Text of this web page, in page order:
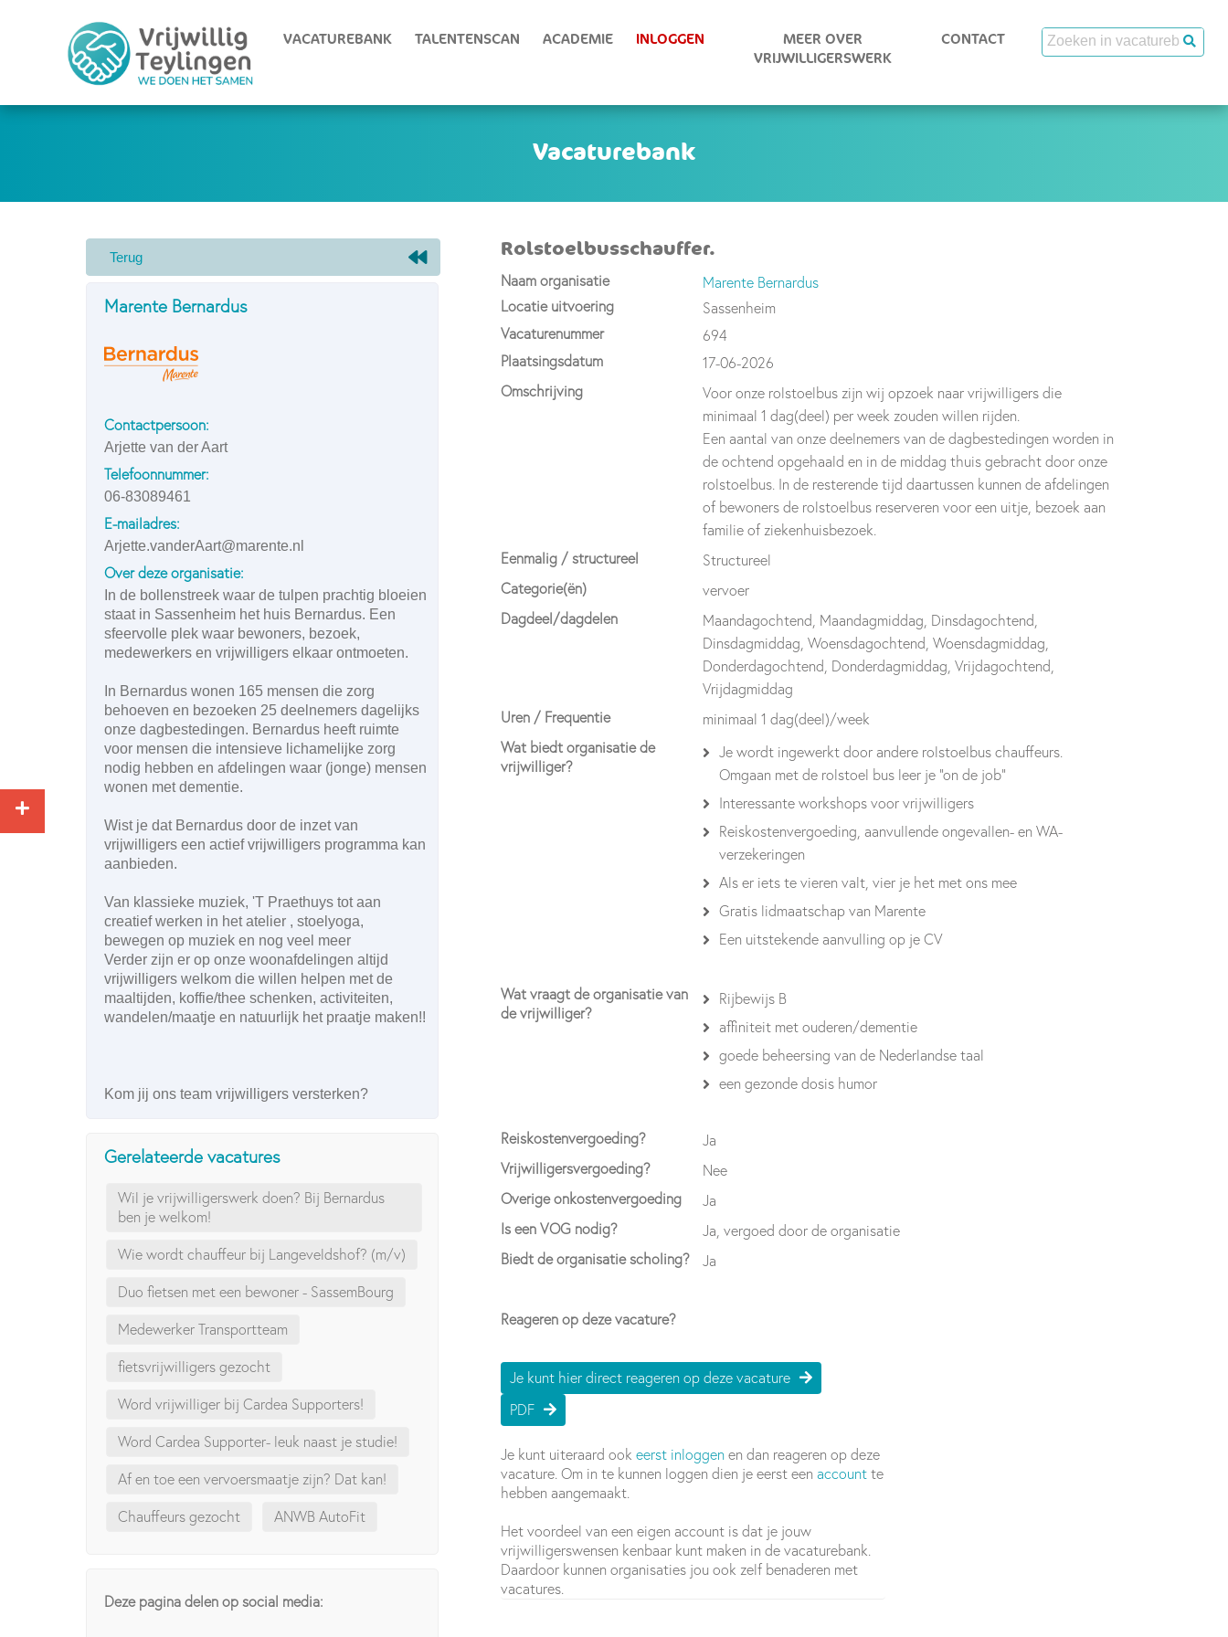
VACATUREBANK TALENTENSCAN ACADEMIE INLOGGEN
MEER OVER
VRIJWILLIGERSWERK
CONTACT
Marente Bernardus
Contactpersoon:
Arjette van der Aart
Telefoonnummer:
06-83089461
E-mailadres:
Arjette.vanderAart@marente.nl
Over deze organisatie:
In de bollenstreek waar de tulpen prachtig bloeien
staat in Sassenheim het huis Bernardus. Een
sfeervolle plek waar bewoners, bezoek,
medewerkers en vrijwilligers elkaar ontmoeten.
In Bernardus wonen 165 mensen die zorg
behoeven en bezoeken 25 deelnemers dagelijks
onze dagbestedingen. Bernardus heeft ruimte
voor mensen die intensieve lichamelijke zorg
nodig hebben en afdelingen waar (jonge) mensen
wonen met dementie.
Wist je dat Bernardus door de inzet van
vrijwilligers een actief vrijwilligers programma kan
aanbieden.
Van klassieke muziek, 'T Praethuys tot aan
creatief werken in het atelier , stoelyoga,
bewegen op muziek en nog veel meer
Verder zijn er op onze woonafdelingen altijd
vrijwilligers welkom die willen helpen met de
maaltijden, koffie/thee schenken, activiteiten,
wandelen/maatje en natuurlijk het praatje maken!!
Kom jij ons team vrijwilligers versterken?
Gerelateerde vacatures
Wil je vrijwilligerswerk doen? Bij Bernardus
ben je welkom!
Wie wordt chauffeur bij Langeveldshof? (m/v)
Duo fietsen met een bewoner - SassemBourg
Medewerker Transportteam
fietsvrijwilligers gezocht
Word vrijwilliger bij Cardea Supporters!
Word Cardea Supporter- leuk naast je studie!
Af en toe een vervoersmaatje zijn? Dat kan!
Chauffeurs gezocht ANWB AutoFit
Deze pagina delen op social media:
Rolstoelbusschauffer.
Naam organisatie
Marente Bernardus
Locatie uitvoering
Sassenheim
Vacaturenummer
694
Plaatsingsdatum
17-06-2026
Omschrijving
Voor onze rolstoelbus zijn wij opzoek naar vrijwilligers die
minimaal 1 dag(deel) per week zouden willen rijden.
Een aantal van onze deelnemers van de dagbestedingen worden in
de ochtend opgehaald en in de middag thuis gebracht door onze
rolstoelbus. In de resterende tijd daartussen kunnen de afdelingen
of bewoners de rolstoelbus reserveren voor een uitje, bezoek aan
familie of ziekenhuisbezoek.
Eenmalig / structureel
Structureel
Categorie(ën)
vervoer
Dagdeel/dagdelen
Maandagochtend, Maandagmiddag, Dinsdagochtend,
Dinsdagmiddag, Woensdagochtend, Woensdagmiddag,
Donderdagochtend, Donderdagmiddag, Vrijdagochtend,
Vrijdagmiddag
Uren / Frequentie
minimaal 1 dag(deel)/week
Wat biedt organisatie de
vrijwilliger?
Je wordt ingewerkt door andere rolstoelbus chauffeurs.
Omgaan met de rolstoel bus leer je "on de job"
Interessante workshops voor vrijwilligers
Reiskostenvergoeding, aanvullende ongevallen- en WA-
verzekeringen
Als er iets te vieren valt, vier je het met ons mee
Gratis lidmaatschap van Marente
Een uitstekende aanvulling op je CV
Wat vraagt de organisatie van
de vrijwilliger?
Rijbewijs B
affiniteit met ouderen/dementie
goede beheersing van de Nederlandse taal
een gezonde dosis humor
Reiskostenvergoeding?
Ja
Vrijwilligersvergoeding?
Nee
Overige onkostenvergoeding
Ja
Is een VOG nodig?
Ja, vergoed door de organisatie
Biedt de organisatie scholing?
Ja
Reageren op deze vacature?
Je kunt hier direct reageren op deze vacature
PDF
Je kunt uiteraard ookeerst inloggen en dan reageren op deze
vacature. Om in te kunnen loggen dien je eerst eenaccount te
hebben aangemaakt.
Het voordeel van een eigen account is dat je jouw
vrijwilligerswensen kenbaar kunt maken in de vacaturebank.
Daardoor kunnen organisaties jou ook zelf benaderen met
vacatures.